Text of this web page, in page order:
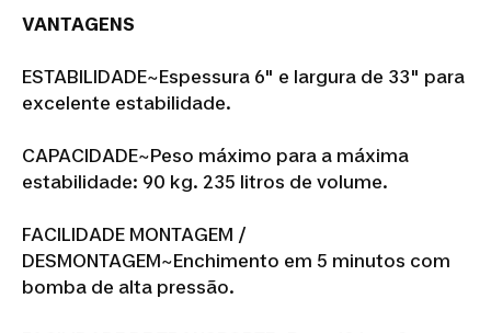
VANTAGENS
ESTABILIDADE~Espessura 6" e largura de 33" para
excelente estabilidade.
CAPACIDADE~Peso máximo para a máxima
estabilidade: 90 kg. 235 litros de volume.
FACILIDADE MONTAGEM /
DESMONTAGEM~Enchimento em 5 minutos com
bomba de alta pressão.